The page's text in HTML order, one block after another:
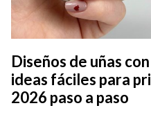
Diseños de uñas
ideas fáciles para
2026 paso a paso